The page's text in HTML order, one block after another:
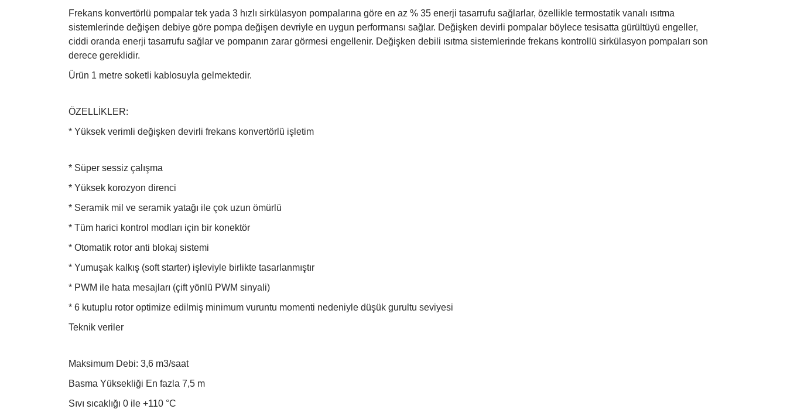
Frekans konvertörlü pompalar tek yada 3 hızlı sirkülasyon pompalarına göre en az % 35 enerji tasarrufu sağlarlar, özellikle termostatik vanalı ısıtma
sistemlerinde değişen debiye göre pompa değişen devriyle en uygun performansı sağlar. Değişken devirli pompalar böylece tesisatta gürültüyü engeller,
ciddi oranda enerji tasarrufu sağlar ve pompanın zarar görmesi engellenir. Değişken debili ısıtma sistemlerinde frekans kontrollü sirkülasyon pompaları son
derece gereklidir.
Ürün 1 metre soketli kablosuyla gelmektedir.
ÖZELLİKLER:
* Yüksek verimli değişken devirli frekans konvertörlü işletim
* Süper sessiz çalışma
* Yüksek korozyon direnci
* Seramik mil ve seramik yatağı ile çok uzun ömürlü
* Tüm harici kontrol modları için bir konektör
* Otomatik rotor anti blokaj sistemi
* Yumuşak kalkış (soft starter) işleviyle birlikte tasarlanmıştır
* PWM ile hata mesajları (çift yönlü PWM sinyali)
* 6 kutuplu rotor optimize edilmiş minimum vuruntu momenti nedeniyle düşük gurultu seviyesi
Teknik veriler
Maksimum Debi: 3,6 m3/saat
Basma Yüksekliği En fazla 7,5 m
Sıvı sıcaklığı 0 ile +110 °C